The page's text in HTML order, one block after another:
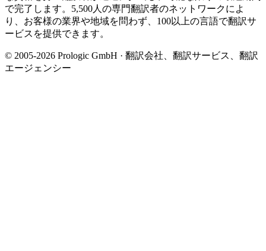
で完了します。5,500人の専門翻訳者のネットワークによ
り、お客様の業界や地域を問わず、100以上の言語で翻訳サ
ービスを提供できます。
© 2005-2026 Prologic GmbH · 翻訳会社、翻訳サービス、翻訳
エージェンシー